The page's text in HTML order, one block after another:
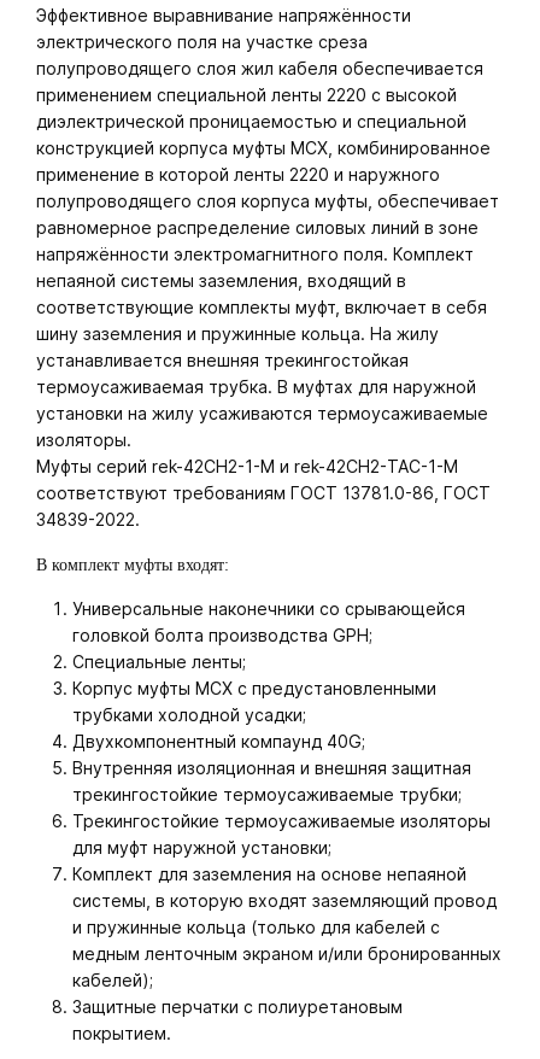
Эффективное выравнивание напряжённости
электрического поля на участке среза
полупроводящего слоя жил кабеля обеспечивается
применением специальной ленты 2220 с высокой
диэлектрической проницаемостью и специальной
конструкцией корпуса муфты МСХ, комбинированное
применение в которой ленты 2220 и наружного
полупроводящего слоя корпуса муфты, обеспечивает
равномерное распределение силовых линий в зоне
напряжённости электромагнитного поля. Комплект
непаяной системы заземления, входящий в
соответствующие комплекты муфт, включает в себя
шину заземления и пружинные кольца. На жилу
устанавливается внешняя трекингостойкая
термоусаживаемая трубка. В муфтах для наружной
установки на жилу усаживаются термоусаживаемые
изоляторы.
Муфты серий rek-42СH2-1-М и rek-42СH2-ТАС-1-М
соответствуют требованиям ГОСТ 13781.0-86, ГОСТ
34839-2022.
В комплект муфты входят:
Универсальные наконечники со срывающейся
головкой болта производства GPH;
Специальные ленты;
Корпус муфты МСХ с предустановленными
трубками холодной усадки;
Двухкомпонентный компаунд 40G;
Внутренняя изоляционная и внешняя защитная
трекингостойкие термоусаживаемые трубки;
Трекингостойкие термоусаживаемые изоляторы
для муфт наружной установки;
Комплект для заземления на основе непаяной
системы, в которую входят заземляющий провод
и пружинные кольца (только для кабелей с
медным ленточным экраном и/или бронированных
кабелей);
Защитные перчатки с полиуретановым
покрытием.